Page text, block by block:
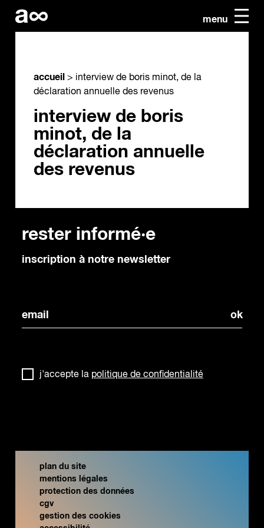
menu
accueil > interview de boris minot, de la
déclaration annuelle des revenus
interview de boris
minot, de la
déclaration annuelle
des revenus
rester informé·e
inscription à notre newsletter
j'accepte la politique de confidentialité
plan du site
mentions légales
protection des données
cgv
gestion des cookies